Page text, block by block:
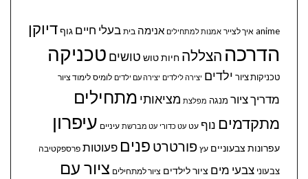
anime איך לצייר אמנות למתחילים אנימה בית בעלי חיים גוףדיוקן
הדרכה הצללה חיותטוש טושים טכניקה
טכניקות ציור ילדים יצירה לילדים יצירה עם ילדים לומיס לימוד ציור
מדריך ציור מנגה מפלצת מציאותי מתחילים
מתקדמים נוף עט עט כדורי עט מברשת עיניים עיפרון
עפרונות צבעוניים עץ פורטרט פנים פעוטות פרספקטיבה
צבעוני צבעי מים ציור לילדים ציור למתחילים ציור עם